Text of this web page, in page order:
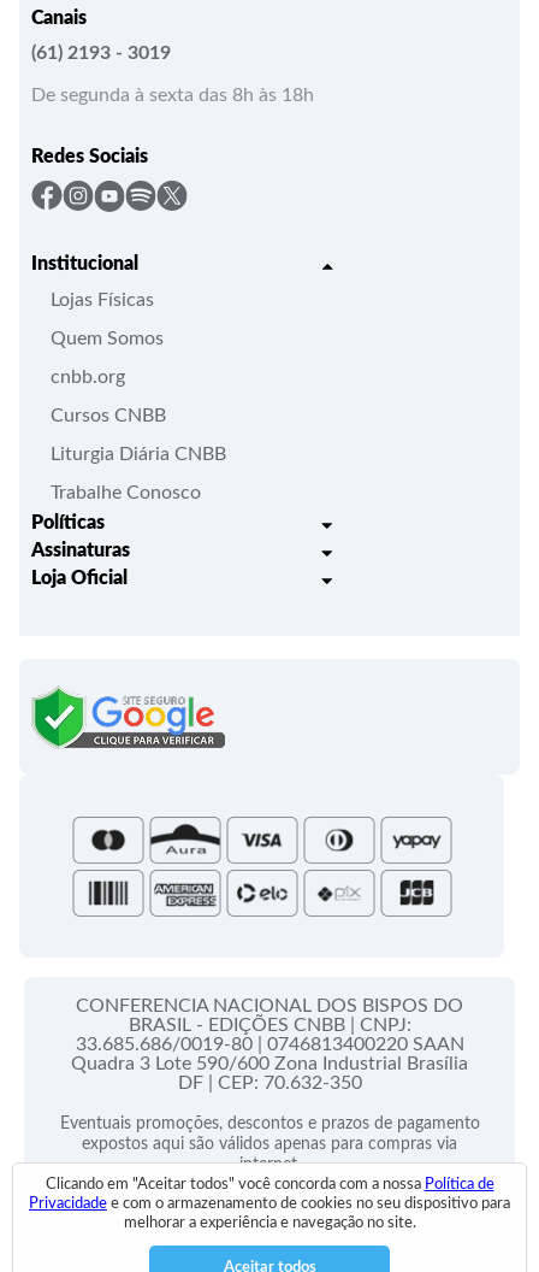
Canais
(61) 2193 - 3019
De segunda à sexta das 8h às 18h
Redes Sociais
Institucional
Lojas Físicas
Quem Somos
cnbb.org
Cursos CNBB
Liturgia Diária CNBB
Trabalhe Conosco
Políticas
Trocas e Devoluções
Assinaturas
Liturgia Igreja em Oração
Roteiros Homiléticos
Folhetos e Partituras
Loja Oficial
Bíblias - Tradução Oficial
Campanha da Fraternidade
CONFERENCIA NACIONAL DOS BISPOS DO
BRASIL - EDIÇÕES CNBB | CNPJ:
33.685.686/0019-80 | 0746813400220 SAAN
Quadra 3 Lote 590/600 Zona Industrial Brasília
DF | CEP: 70.632-350
Eventuais promoções, descontos e prazos de pagamento
expostos aqui são válidos apenas para compras via
internet.
As fotos, os textos e o layout aqui veiculados são de
propriedade da Loja. É proibida a utilização total ou
parcial sem nossa autorização.
2025 © Todos Direitos Reservados
Clicando em "Aceitar todos" você concorda com a nossa Política de
Privacidade e com o armazenamento de cookies no seu dispositivo para
melhorar a experiência e navegação no site.
Aceitar todos